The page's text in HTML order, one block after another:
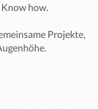
how.
Projekte,